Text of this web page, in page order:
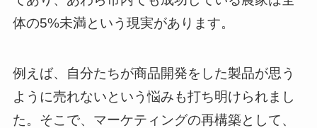
体の5%未満という現実があります。
例えば、自分たちが商品開発をした製品が思う
ように売れないという悩みも打ち明けられまし
た。そこで、マーケティングの再構築として、